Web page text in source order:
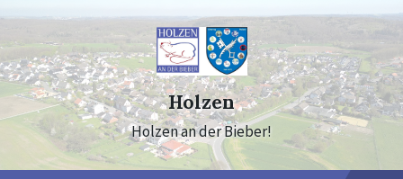
to
content
to
navigation
to
footer
Holzen
Holzen an der Bieber!